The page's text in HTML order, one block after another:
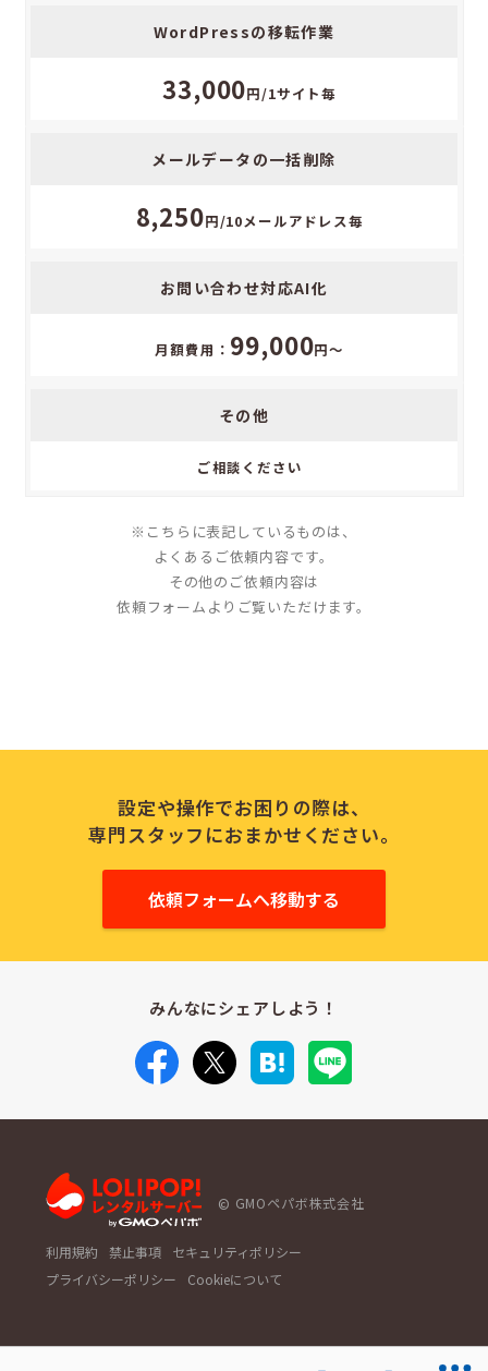
WordPressの移転作業
33,000円/1サイト毎
メールデータの一括削除
8,250円/10メールアドレス毎
お問い合わせ対応AI化
月額費用： 99,000円〜
その他
ご相談ください
※こちらに表記しているものは、
よくあるご依頼内容です。
その他のご依頼内容は
依頼フォームよりご覧いただけます。
設定や操作でお困りの際は、
専門スタッフにおまかせください。
依頼フォームへ移動する
みんなにシェアしよう！
GMOペパボ株式会社
利用規約 禁止事項
セキュリティポリシー
プライバシーポリシー
Cookieについて